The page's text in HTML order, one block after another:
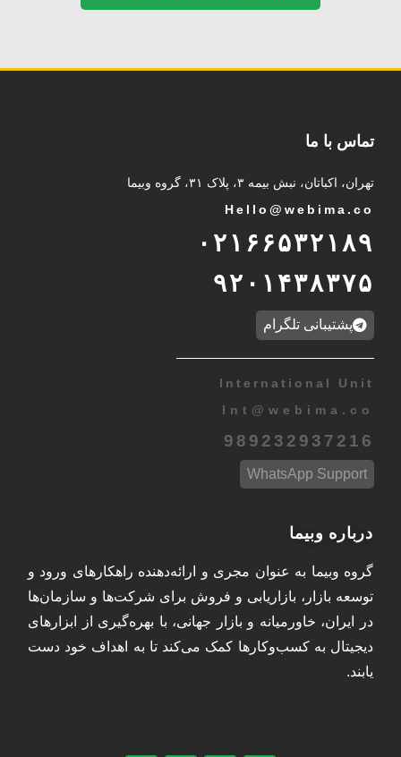
تماس با ما
تهران، اکباتان، نبش بیمه ۳، پلاک ۳۱، گروه وبیما
Hello@webima.co
۰۲۱۶۶۵۳۲۱۸۹
۹۲۰۱۴۳۸۳۷۵
پشتیبانی تلگرام
International Unit
Int @ webima.co
989232937216
WhatsApp Support
درباره وبیما
گروه وبیما به عنوان مجری و ارائه‌دهنده راهکارهای ورود و
توسعه بازار، بازاریابی و فروش برای شرکت‌ها و سازمان‌ها
در ایران، خاورمیانه و بازار جهانی، با بهره‌گیری از ابزارهای
دیجیتال به کسب‌وکارها کمک می‌کند تا به اهداف خود دست
یابند.